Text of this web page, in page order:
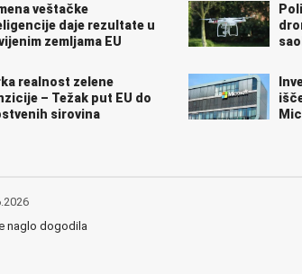
veštačke
daje rezultate u
zemljama EU
realnost zelene
– Težak put EU do
sirovina
naglo dogodila